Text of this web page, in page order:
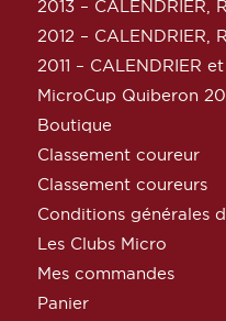
2013 – CALENDRIER,
2012 – CALENDRIER,
2011 – CALENDRIER
MicroCup Quiberon
Boutique
Classement coureur
Classement coureurs
Conditions générales
Les Clubs Micro
Mes commandes
Panier